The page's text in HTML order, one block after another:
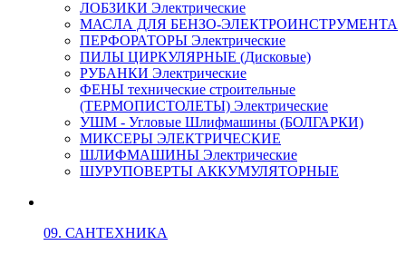
ЛОБЗИКИ Электрические
МАСЛА ДЛЯ БЕНЗО-ЭЛЕКТРОИНСТРУМЕНТА
ПЕРФОРАТОРЫ Электрические
ПИЛЫ ЦИРКУЛЯРНЫЕ (Дисковые)
РУБАНКИ Электрические
ФЕНЫ технические строительные
(ТЕРМОПИСТОЛЕТЫ) Электрические
УШМ - Угловые Шлифмашины (БОЛГАРКИ)
МИКСЕРЫ ЭЛЕКТРИЧЕСКИЕ
ШЛИФМАШИНЫ Электрические
ШУРУПОВЕРТЫ АККУМУЛЯТОРНЫЕ
09. САНТЕХНИКА